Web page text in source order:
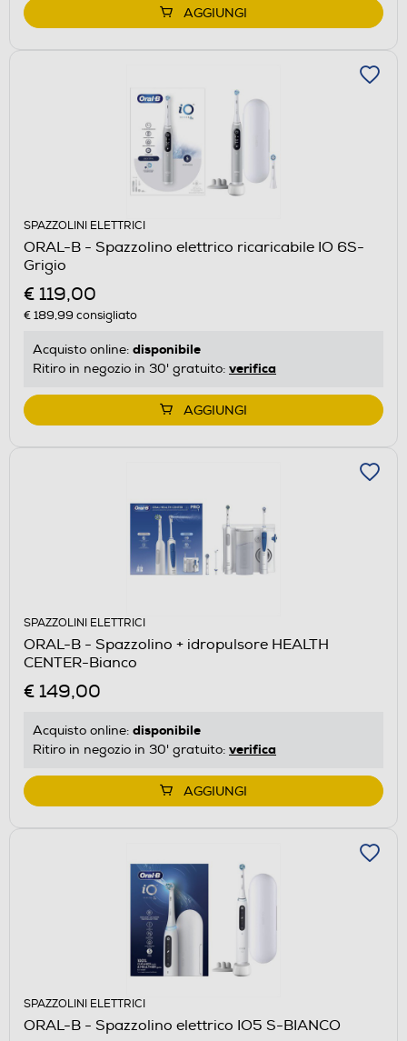
AGGIUNGI
SPAZZOLINI ELETTRICI
ORAL-B - Spazzolino elettrico ricaricabile IO 6S-
Grigio
€ 119,00
€ 189,99 consigliato
Acquisto online: disponibile
Ritiro in negozio in 30' gratuito: verifica
AGGIUNGI
SPAZZOLINI ELETTRICI
ORAL-B - Spazzolino + idropulsore HEALTH
CENTER-Bianco
€ 149,00
Acquisto online: disponibile
Ritiro in negozio in 30' gratuito: verifica
AGGIUNGI
SPAZZOLINI ELETTRICI
ORAL-B - Spazzolino elettrico IO5 S-BIANCO